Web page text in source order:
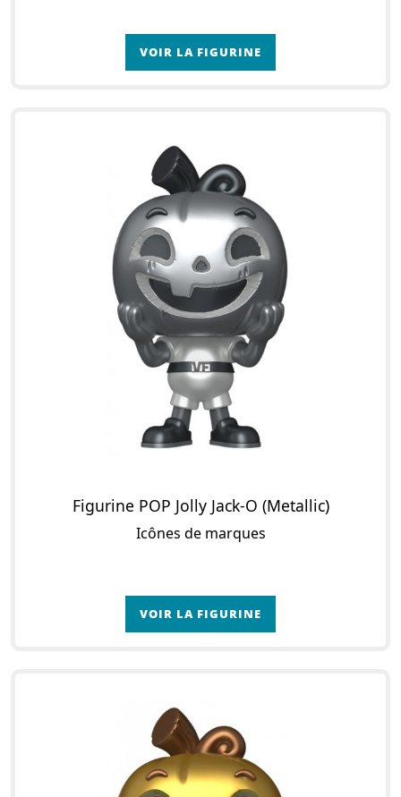
VOIR LA FIGURINE
Figurine POP Jolly Jack-O (Metallic)
Icônes de marques
VOIR LA FIGURINE